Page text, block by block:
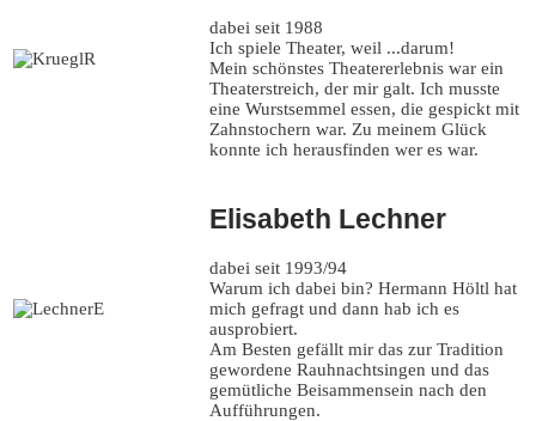
dabei seit 1988
Ich spiele Theater, weil ...darum!
Mein schönstes Theatererlebnis war ein
Theaterstreich, der mir galt. Ich musste
eine Wurstsemmel essen, die gespickt mit
Zahnstochern war. Zu meinem Glück
konnte ich herausfinden wer es war.
Elisabeth Lechner
dabei seit 1993/94
Warum ich dabei bin? Hermann Höltl hat
mich gefragt und dann hab ich es
ausprobiert.
Am Besten gefällt mir das zur Tradition
gewordene Rauhnachtsingen und das
gemütliche Beisammensein nach den
Aufführungen.